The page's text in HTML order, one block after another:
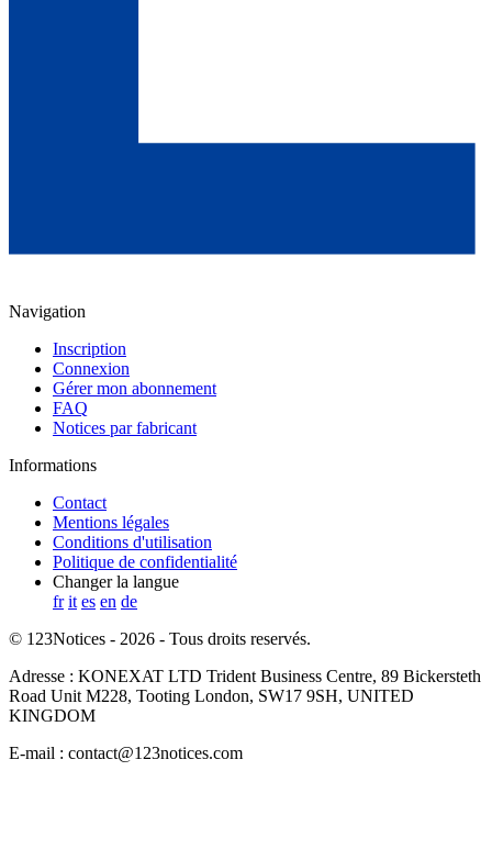
Navigation
Inscription
Connexion
Gérer mon abonnement
FAQ
Notices par fabricant
Informations
Contact
Mentions légales
Conditions d'utilisation
Politique de confidentialité
Changer la langue
fr it es en de
© 123Notices - 2026 - Tous droits reservés.
Adresse : KONEXAT LTD Trident Business Centre, 89 Bickersteth
Road Unit M228, Tooting London, SW17 9SH, UNITED
KINGDOM
E-mail : contact@123notices.com